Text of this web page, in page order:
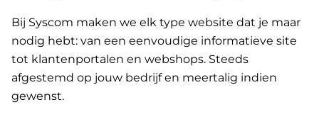
Bij Syscom maken we elk type website dat je maar
nodig hebt: van een eenvoudige informatieve site
tot klantenportalen en webshops. Steeds
afgestemd op jouw bedrijf en meertalig indien
gewenst.